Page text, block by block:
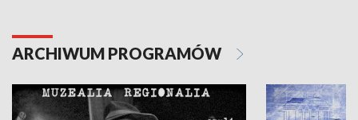
ARCHIWUM PROGRAMÓW